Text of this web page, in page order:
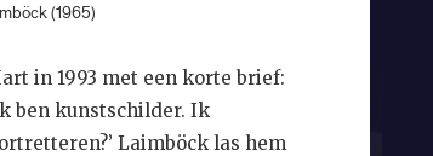
(1965)
in 1993 met een korte brief:
ben kunstschilder. Ik
Laimböck las hem